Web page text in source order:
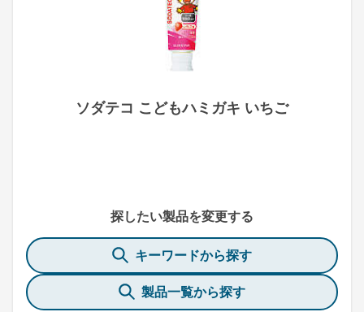
ソダテコ こどもハミガキ いちご
探したい製品を変更する
キーワードから探す
製品一覧から探す